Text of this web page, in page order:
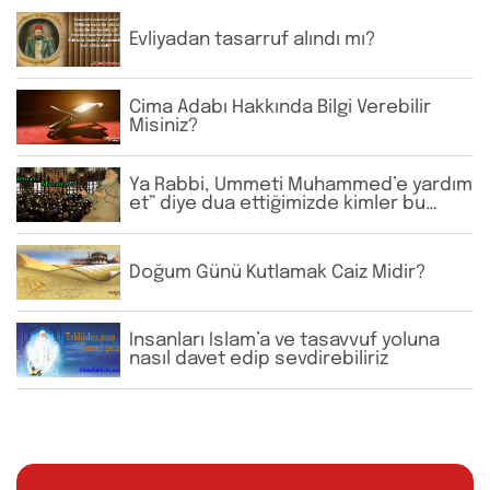
Evliyadan tasarruf alındı mı?
Cima Adabı Hakkında Bilgi Verebilir
Misiniz?
Ya Rabbi, Ümmeti Muhammed’e yardım
et” diye dua ettiğimizde kimler bu
Doğum Günü Kutlamak Caiz Midir?
İnsanları İslam’a ve tasavvuf yoluna
nasıl davet edip sevdirebiliriz